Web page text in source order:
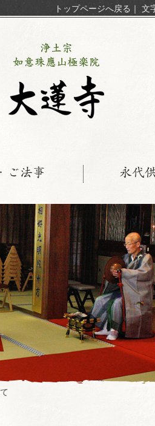
トップページへ戻る ｜ 文
ご法事 永代